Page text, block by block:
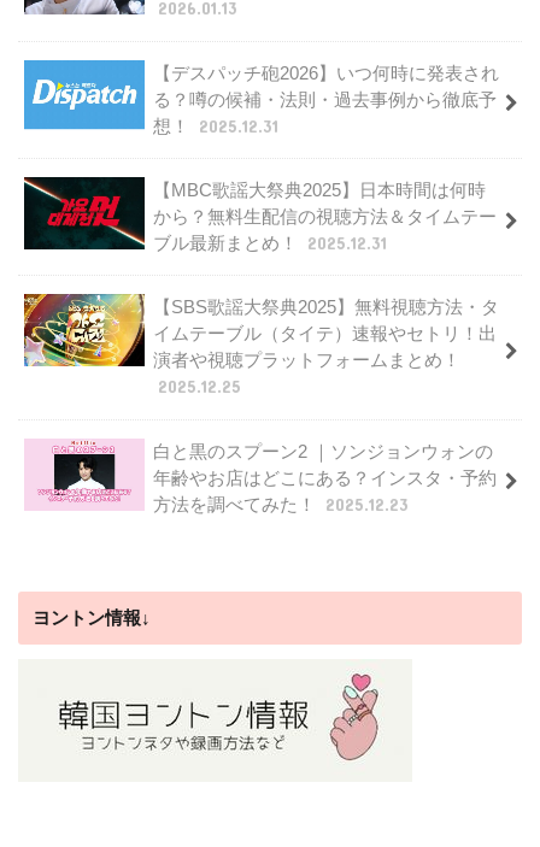
2026.01.13
【デスパッチ砲2026】いつ何時に発表され
る？噂の候補・法則・過去事例から徹底予
想！
2025.12.31
【MBC歌謡大祭典2025】日本時間は何時
から？無料生配信の視聴方法＆タイムテー
ブル最新まとめ！
2025.12.31
【SBS歌謡大祭典2025】無料視聴方法・タ
イムテーブル（タイテ）速報やセトリ！出
演者や視聴プラットフォームまとめ！
2025.12.25
白と黒のスプーン2 ｜ソンジョンウォンの
年齢やお店はどこにある？インスタ・予約
方法を調べてみた！
2025.12.23
ヨントン情報↓